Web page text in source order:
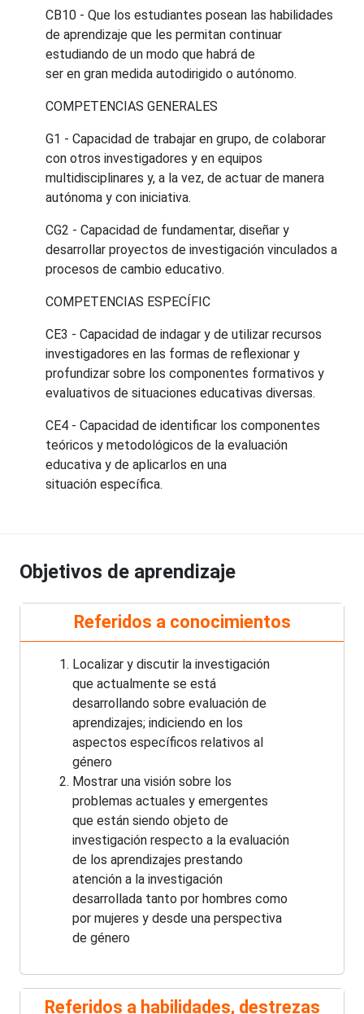
CB10 - Que los estudiantes posean las habilidades
de aprendizaje que les permitan continuar
estudiando de un modo que habrá de
ser en gran medida autodirigido o autónomo.
COMPETENCIAS GENERALES
G1 - Capacidad de trabajar en grupo, de colaborar
con otros investigadores y en equipos
multidisciplinares y, a la vez, de actuar de manera
autónoma y con iniciativa.
CG2 - Capacidad de fundamentar, diseñar y
desarrollar proyectos de investigación vinculados a
procesos de cambio educativo.
COMPETENCIAS ESPECÍFIC
CE3 - Capacidad de indagar y de utilizar recursos
investigadores en las formas de reflexionar y
profundizar sobre los componentes formativos y
evaluativos de situaciones educativas diversas.
CE4 - Capacidad de identificar los componentes
teóricos y metodológicos de la evaluación
educativa y de aplicarlos en una
situación específica.
Objetivos de aprendizaje
Referidos a conocimientos
Localizar y discutir la investigación
que actualmente se está
desarrollando sobre evaluación de
aprendizajes; indiciendo en los
aspectos específicos relativos al
género
Mostrar una visión sobre los
problemas actuales y emergentes
que están siendo objeto de
investigación respecto a la evaluación
de los aprendizajes prestando
atención a la investigación
desarrollada tanto por hombres como
por mujeres y desde una perspectiva
de género
Referidos a habilidades, destrezas